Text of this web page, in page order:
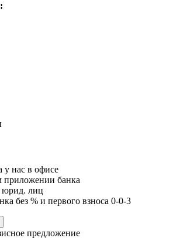
у нас в офисе
приложении банка
юрид. лиц
без % и первого взноса 0-0-3